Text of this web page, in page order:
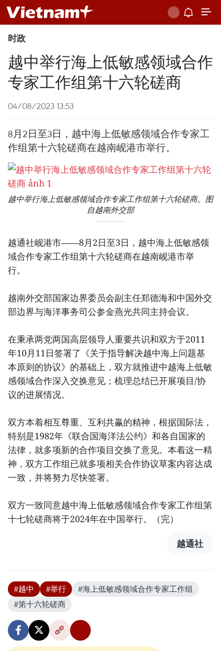
时政
越中举行海上低敏感领域合作
专家工作组第十六轮磋商
04/08/2023 13:53
8月2日至3日，越中海上低敏感领域合作专家工
作组第十六轮磋商在越南岘港市举行。
越中举行海上低敏感领域合作专家工作组第十六轮磋商。图
自越南外交部
越通社岘港市——8月2日至3日，越中海上低敏感领
域合作专家工作组第十六轮磋商在越南岘港市举
行。
越南外交部国家边界委员会副主任郑德海和中国外交
部边界与海洋事务司公参金燕光共同主持会议。
在秉承两党两国高层领导人重要共识和双方于2011
年10月11日签署了《关于指导解决越中海上问题基
本原则的协议》的基础上，双方就推进中越海上低敏
感领域合作深入交换意见；梳理总结已开展项目/协
议的进展情况。
双方本着相互尊重、互利共赢的精神，根据国际法，
特别是1982年《联合国海洋法公约》和各自国家的
法律，就多项新的合作项目交换了意见。本着这一精
神，双方工作组已就多项相关合作协议草案内容达成
一致，并将努力尽快签署。
双方一致同意越中海上低敏感领域合作专家工作组第
十七轮磋商将于2024年在中国举行。（完）
越通社
#越中 #举行
#海上低敏感领域合作专家工作组
#第十六轮磋商